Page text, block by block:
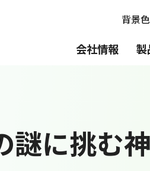
背景
会社情報 製
謎に挑む